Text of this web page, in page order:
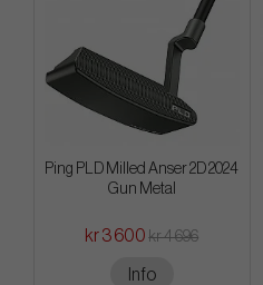
Ping PLD Milled Anser 2D 2024
Gun Metal
kr 3 600 kr 4 696
Info